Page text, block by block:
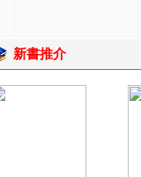
新書推介